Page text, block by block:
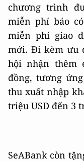
chương trình
miễn phí báo
miễn phí giao
mới. Đi kèm ưu
hội nhận thêm
đồng, tương
thu xuất nhập
triệu USD đến 3
SeABank còn